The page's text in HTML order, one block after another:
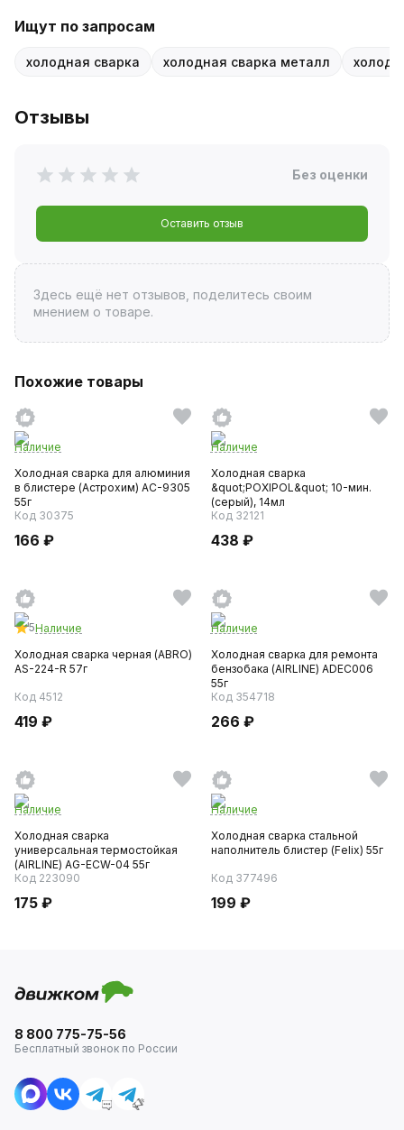
Ищут по запросам
холодная сварка холодная сварка металл
Отзывы
Без оценки
Оставить отзыв
Здесь ещё нет отзывов, поделитесь своим
мнением о товаре.
Похожие товары
Наличие
Холодная сварка для алюминия
в блистере (Астрохим) AC-9305
55г
Код 30375
166 ₽
Наличие
Холодная сварка
&quot;POXIPOL&quot; 10-мин.
(серый), 14мл
Код 32121
438 ₽
5Наличие
Холодная сварка черная (ABRO)
AS-224-R 57г
Код 4512
419 ₽
Наличие
Холодная сварка для ремонта
бензобака (AIRLINE) ADEC006
55г
Код 354718
266 ₽
Наличие
Холодная сварка
универсальная термостойкая
(AIRLINE) AG-ECW-04 55г
Код 223090
175 ₽
Наличие
Холодная сварка стальной
наполнитель блистер (Felix) 55г
Код 377496
199 ₽
8 800 775-75-56
Бесплатный звонок по России